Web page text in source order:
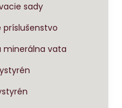
sady
príslušenstvo
minerálna vata